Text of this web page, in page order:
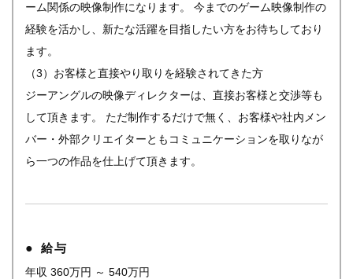
ーム関係の映像制作になります。 今までのゲーム映像制作の
経験を活かし、新たな活躍を目指したい方をお待ちしており
ます。
（3）お客様と直接やり取りを経験されてきた方
ジーアングルの映像ディレクターは、直接お客様と交渉等も
して頂きます。 ただ制作するだけで無く、お客様や社内メン
バー・外部クリエイターともコミュニケーションを取りなが
ら一つの作品を仕上げて頂きます。
給与
年収 360万円 ～ 540万円